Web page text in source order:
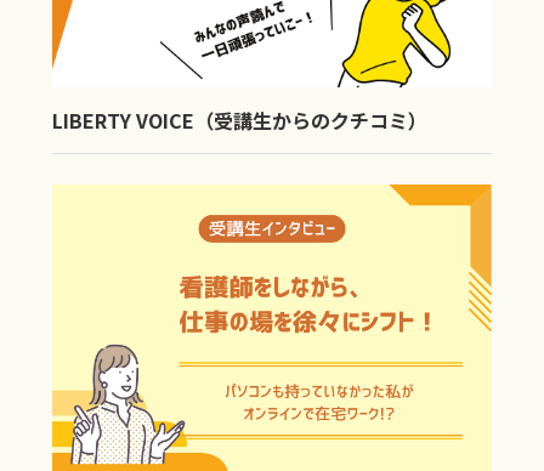
LIBERTY VOICE（受講生からのクチコミ）